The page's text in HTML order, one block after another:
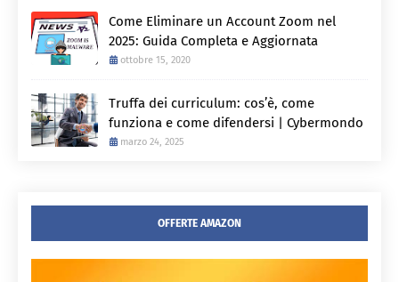
Come Eliminare un Account Zoom nel
2025: Guida Completa e Aggiornata
ottobre 15, 2020
Truffa dei curriculum: cos’è, come
funziona e come difendersi | Cybermondo
marzo 24, 2025
OFFERTE AMAZON